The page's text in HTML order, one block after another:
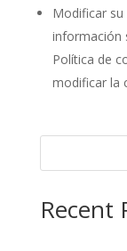
Modificar
información
Política de
modificar la
Recent